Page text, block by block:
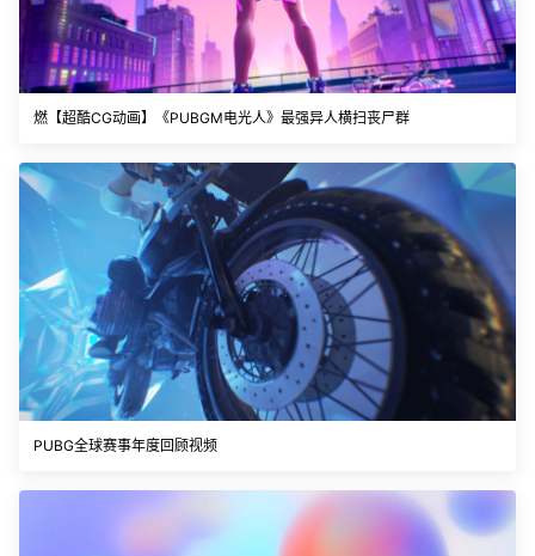
燃【超酷CG动画】《PUBGM电光人》最强异人横扫丧尸群
PUBG全球赛事年度回顾视频